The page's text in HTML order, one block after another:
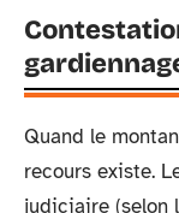
Quand le
recours existe.
judiciaire (selon